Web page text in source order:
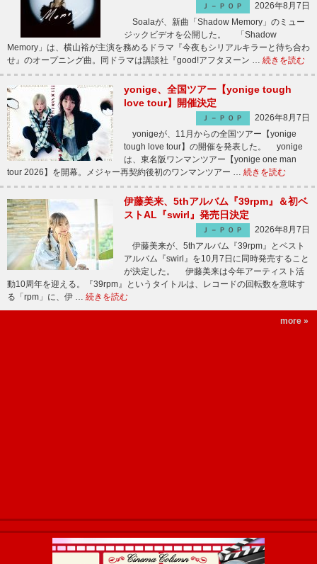
Ｊ－ＰＯＰ
2026年8月7日
Soalaが、新曲「Shadow Memory」のミュー
ジックビデオを公開した。 「Shadow
Memory」は、横山裕が主演を務めるドラマ『今夜もシリアルキラーと待ち合わ
せ』のオープニング曲。同ドラマは講談社『good!アフタヌーン … 続きを読む
yonige、全国ツアー【yonige tough
love tour】開催決定
Ｊ－ＰＯＰ
2026年8月7日
yonigeが、11月からの全国ツアー【yonige
tough love tour】の開催を発表した。 yonige
は、東名阪ワンマンツアー【yonige one man
tour 2026】を開幕。メジャー再契約後初のワンマンツアー … 続きを読む
伊藤美来、5thアルバム『39rpm』＆初ベ
ストAL『swirl』発売日決定
Ｊ－ＰＯＰ
2026年8月7日
伊藤美来が、5thアルバム『39rpm』とベスト
アルバム『swirl』を10月7日に同時発売すること
が決定した。 伊藤美来は今年アーティスト活
動10周年を迎える。『39rpm』というタイトルは、レコードの回転数を意味す
る「rpm」に、伊 … 続きを読む
more »